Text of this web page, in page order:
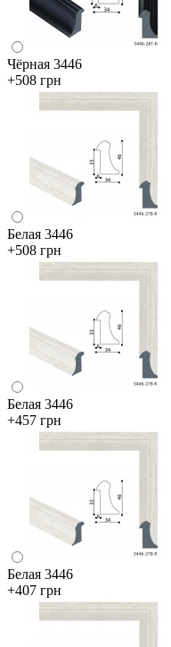
Чёрная 3446
+508 грн
Белая 3446
+508 грн
Белая 3446
+457 грн
Белая 3446
+407 грн